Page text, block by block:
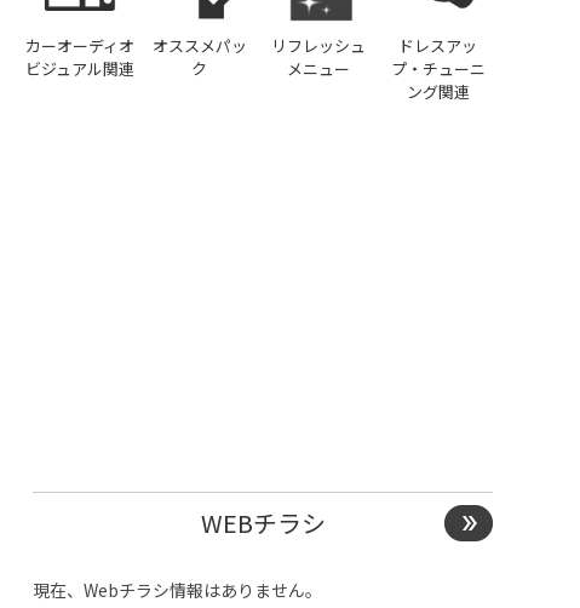
カーオーディオ
ビジュアル関連
オススメパッ
ク
リフレッシュ
メニュー
ドレスアッ
プ・チューニ
ング関連
WEBチラシ
現在、Webチラシ情報はありません。